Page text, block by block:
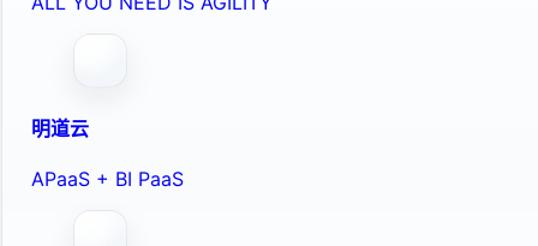
明道云
APaaS + BI PaaS